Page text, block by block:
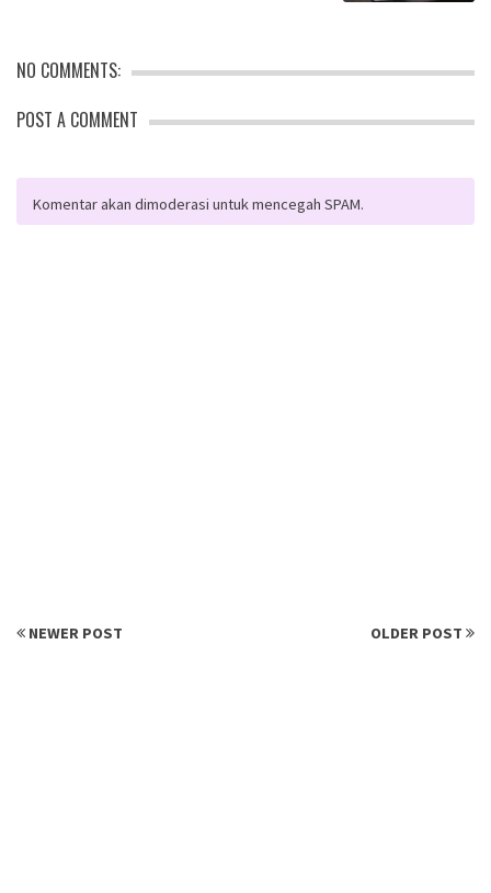
NO COMMENTS:
POST A COMMENT
Komentar akan dimoderasi untuk mencegah SPAM.
NEWER POST OLDER POST